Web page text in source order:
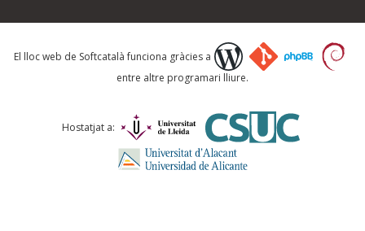
Què proposeu?
Comentari *
El lloc web de Softcatalà funciona gràcies a
entre altre programari lliure.
Hostatjat a: